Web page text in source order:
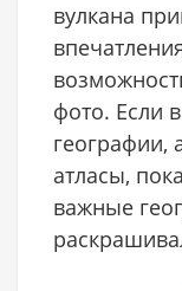
вулкана
фото. Если
географии,
атласы,
важные